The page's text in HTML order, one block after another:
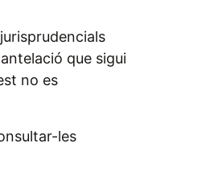
que sigui
no es
les